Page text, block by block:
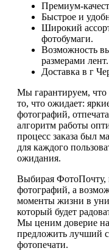
Премиум-
Быстрое и
Широкий
фотобумаги.
Возможность
размерами лент.
Доставка в г
Мы гарантируем,
то, что ожидает:
фотографий,
алгоритм работы
процесс заказа был
для каждого
ожидания.
Выбирая ФотоПочту,
фотографий, а
моменты жизни в
который будет
Мы ценим доверие
предложить лучший
фотопечати.